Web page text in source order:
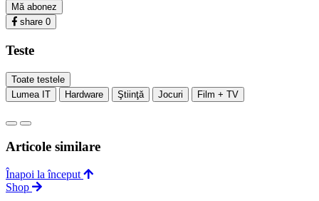
Mă abonez
share 0
Teste
Toate testele
Lumea IT
Hardware Ştiinţă Jocuri Film + TV
Articole similare
Înapoi la început
Shop